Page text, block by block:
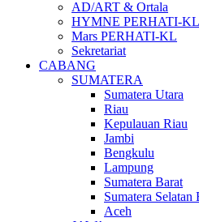
AD/ART & Ortala
HYMNE PERHATI-KL
Mars PERHATI-KL
Sekretariat
CABANG
SUMATERA
Sumatera Utara
Riau
Kepulauan Riau
Jambi
Bengkulu
Lampung
Sumatera Barat
Sumatera
Aceh